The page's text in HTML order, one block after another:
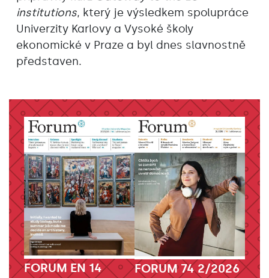
institutions, který je výsledkem spolupráce
Univerzity Karlovy a Vysoké školy
ekonomické v Praze a byl dnes slavnostně
představen.
FORUM 74 2/2026
FORUM EN 14